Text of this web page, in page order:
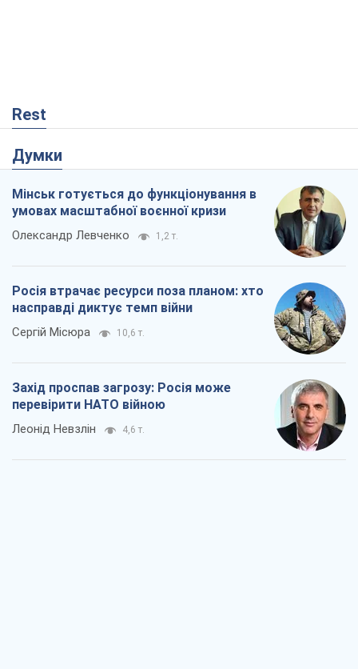
Rest
Думки
Мінськ готується до функціонування в
умовах масштабної воєнної кризи
Олександр Левченко 1,2 т.
Росія втрачає ресурси поза планом: хто
насправді диктує темп війни
Сергій Місюра 10,6 т.
Захід проспав загрозу: Росія може
перевірити НАТО війною
Леонід Невзлін 4,6 т.